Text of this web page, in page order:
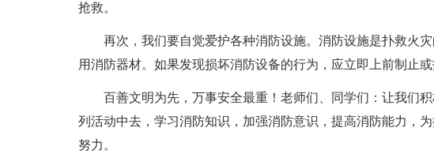
抢救。
再次，我们要自觉爱护各种消防设施。消防设施是扑救火
用消防器材。如果发现损坏消防设备的行为，应立即上前制止或
百善文明为先，万事安全最重！老师们、同学们：让我们
列活动中去，学习消防知识，加强消防意识，提高消防能力，
努力。